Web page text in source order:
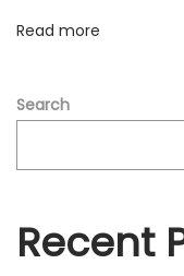
o
n
D
e
Q
N
e
L
a
Read more
Search
Recent